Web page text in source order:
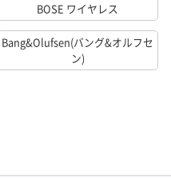
BOSE ワイヤレス
Bang&Olufsen(バング&オルフセ
ン)